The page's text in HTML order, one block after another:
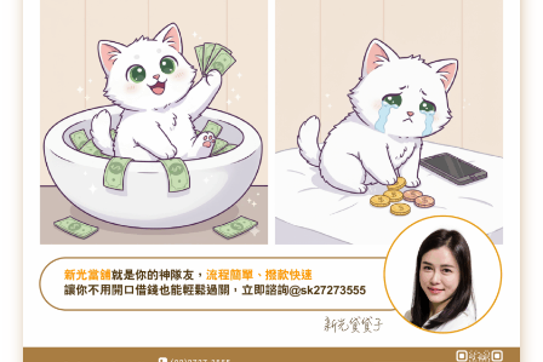
西
要
買
時..
🪙
錢